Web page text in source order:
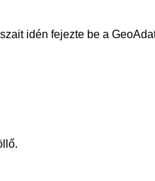
idén fejezte be a